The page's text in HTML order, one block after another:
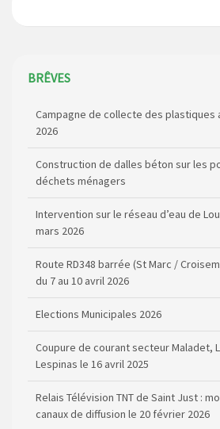
BRÊVES
Campagne de collecte des plastiques
2026
Construction de dalles béton sur les
déchets ménagers
Intervention sur le réseau d’eau de
mars 2026
Route RD348 barrée (St Marc /
du 7 au 10 avril 2026
Elections Municipales 2026
Coupure de courant secteur Maladet,
Lespinas le 16 avril 2025
Relais Télévision TNT de Saint Just :
canaux de diffusion le 20 février 2026